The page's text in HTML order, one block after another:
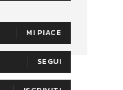
MI PIACE
SEGUI